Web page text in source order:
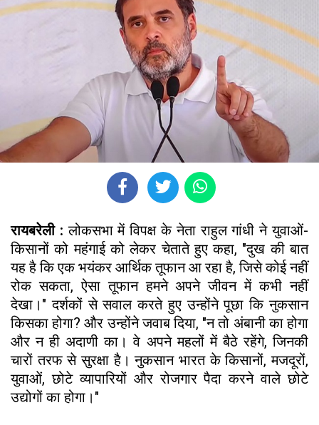
रायबरेली : लोकसभा में विपक्ष के नेता राहुल गांधी ने युवाओं-
किसानों को महंगाई को लेकर चेताते हुए कहा, "दुख की बात
यह है कि एक भयंकर आर्थिक तूफान आ रहा है, जिसे कोई नहीं
रोक सकता, ऐसा तूफान हमने अपने जीवन में कभी नहीं
देखा।" दर्शकों से सवाल करते हुए उन्होंने पूछा कि नुकसान
किसका होगा? और उन्होंने जवाब दिया, "न तो अंबानी का होगा
और न ही अदाणी का। वे अपने महलों में बैठे रहेंगे, जिनकी
चारों तरफ से सुरक्षा है। नुकसान भारत के किसानों, मजदूरों,
युवाओं, छोटे व्यापारियों और रोजगार पैदा करने वाले छोटे
उद्योगों का होगा।"